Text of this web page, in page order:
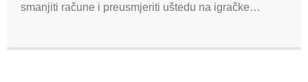
smanjiti račune i preusmjeriti uštedu na igračke…